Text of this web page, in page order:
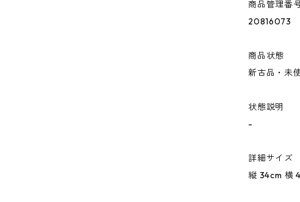
商品管理番
20816073
商品状態
新古品・未
状態説明
-
詳細サイズ
縦 34cm 横